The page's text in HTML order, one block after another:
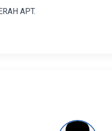
APT.